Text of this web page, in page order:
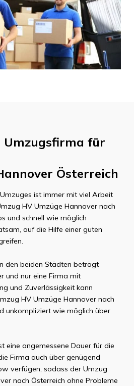
Umzugsfirma für
Österreich
ist immer mit viel Arbeit
HV Umzüge Hannovernach
und schnell wie möglich
auf die Hilfe einer guten
den beiden Städten beträgt
und nur eine Firma mit
und Zuverlässigkeit kann
HV Umzüge Hannovernach
unkompliziert wie möglich über
eine angemessene Dauer für die
Firma auch über genügend
verfügen, sodass der Umzug
nach Österreich ohne Probleme